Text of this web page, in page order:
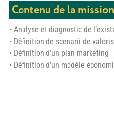
Contenu de la mission
• Analyse et diagnostic de
• Définition de scenarii de
• Définition d’un plan marketing
• Définition d’un modèle